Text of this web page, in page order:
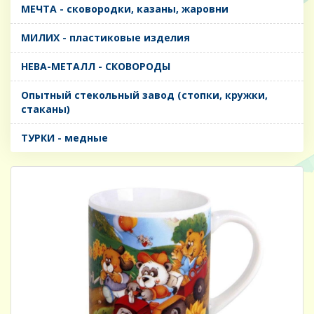
МЕЧТА - сковородки, казаны, жаровни
МИЛИХ - пластиковые изделия
НЕВА-МЕТАЛЛ - СКОВОРОДЫ
Опытный стекольный завод (стопки, кружки,
стаканы)
ТУРКИ - медные